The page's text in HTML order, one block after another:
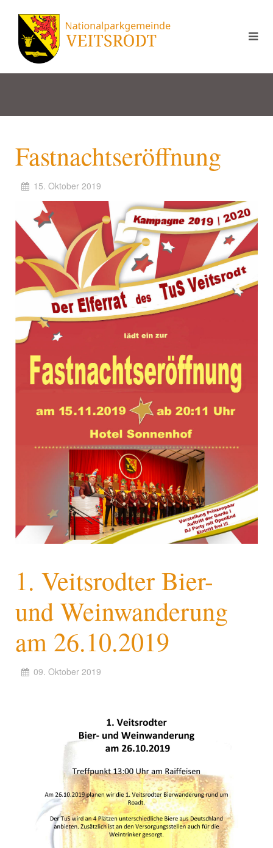
Fastnachtseröffnung
15. Oktober 2019
1. Veitsrodter Bier-
und Weinwanderung
am 26.10.2019
09. Oktober 2019